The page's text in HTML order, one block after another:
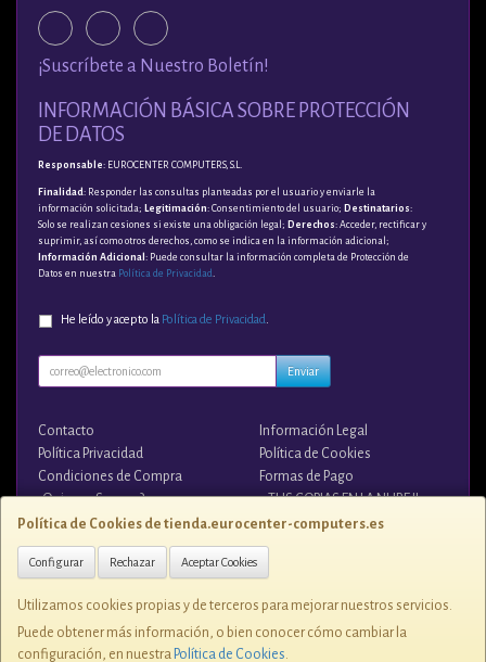
Política de Cookies de tienda.eurocenter-computers.es
Configurar Rechazar Aceptar Cookies
Utilizamos cookies propias y de terceros para mejorar nuestros servicios.
Puede obtener más información, o bien conocer cómo cambiar la
configuración, en nuestra Política de Cookies.
¡Suscríbete a Nuestro Boletín!
INFORMACIÓN BÁSICA SOBRE PROTECCIÓN
DE DATOS
Responsable: EUROCENTER COMPUTERS, S.L.
Finalidad : Responder las consultas planteadas por el usuario y enviarle la
información solicitada; Legitimación: Consentimiento del usuario; Destinatarios:
Solo se realizan cesiones si existe una obligación legal; Derechos: Acceder, rectificar y
suprimir, así como otros derechos, como se indica en la información adicional;
Información Adicional : Puede consultar la información completa de Protección de
Datos en nuestra Política de Privacidad
He leído y acepto la Política de Privacidad.
Enviar
Contacto
Información Legal
Política Privacidad
Política de Cookies
Condiciones de Compra
Formas de Pago
¿Quienes Somos?
¡¡ TUS COPIAS EN LA NUBE !!
Contacto
tienda@eurocenter-computers.es